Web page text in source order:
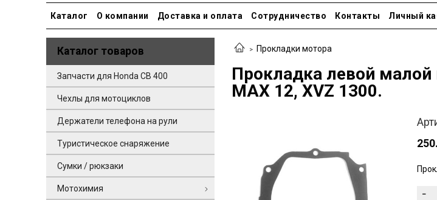
Каталог О компании Доставка и оплата Сотрудничество Контакты Личный
Прокладки мотора
Прокладка левой
MAX 12, XVZ 1300.
Каталог товаров
Запчасти для Honda CB 400
Чехлы для мотоциклов
Держатели телефона на рули
Туристическое снаряжение
Сумки / рюкзаки
Мотохимия